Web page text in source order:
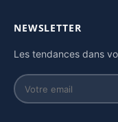
NEWSLETTER
Les tendances dans